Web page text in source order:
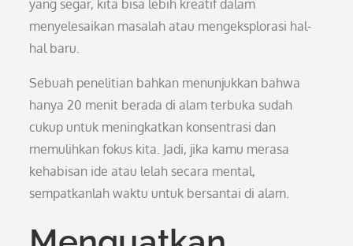
yang segar, kita bisa lebih kreatif dalam
menyelesaikan masalah atau mengeksplorasi hal-
hal baru.
Sebuah penelitian bahkan menunjukkan bahwa
hanya 20 menit berada di alam terbuka sudah
cukup untuk meningkatkan konsentrasi dan
memulihkan fokus kita. Jadi, jika kamu merasa
kehabisan ide atau lelah secara mental,
sempatkanlah waktu untuk bersantai di alam.